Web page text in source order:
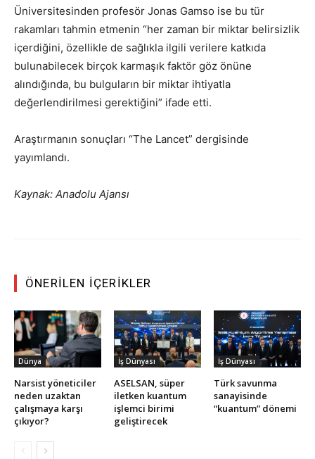
Üniversitesinden profesör Jonas Gamso ise bu tür
rakamları tahmin etmenin “her zaman bir miktar belirsizlik
içerdiğini, özellikle de sağlıkla ilgili verilere katkıda
bulunabilecek birçok karmaşık faktör göz önüne
alındığında, bu bulguların bir miktar ihtiyatla
değerlendirilmesi gerektiğini” ifade etti.
Araştırmanın sonuçları “The Lancet” dergisinde
yayımlandı.
Kaynak: Anadolu Ajansı
ÖNERILEN İÇERIKLER
Dünya
Narsist yöneticiler
neden uzaktan
çalışmaya karşı
çıkıyor?
İş Dünyası
ASELSAN, süper
iletken kuantum
işlemci birimi
geliştirecek
İş Dünyası
Türk savunma
sanayisinde
“kuantum” dönemi